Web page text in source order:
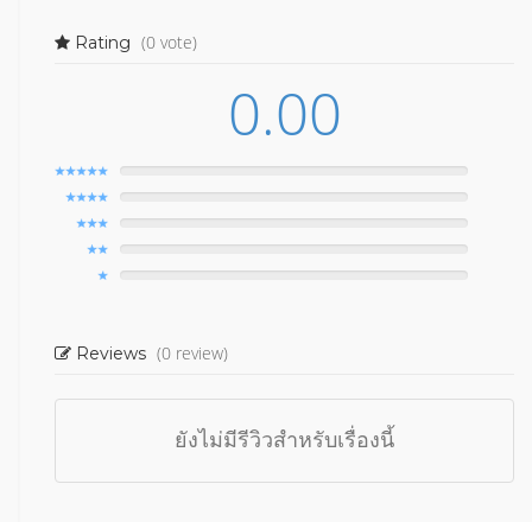
Rating (0 vote)
0.00
Reviews (0 review)
ยังไม่มีรีวิวสำหรับเรื่องนี้